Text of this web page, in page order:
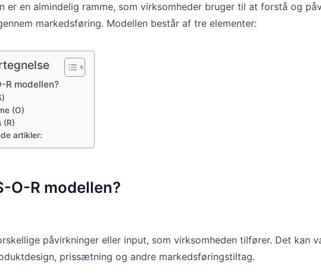
er en almindelig ramme, som virksomheder bruger til at forstå og
markedsføring. Modellen består af tre elementer:
R modellen?
(O)
(R)
artikler:
O-R modellen?
påvirkninger eller input, som virksomheden tilfører. Det kan
prissætning og andre markedsføringstiltag.